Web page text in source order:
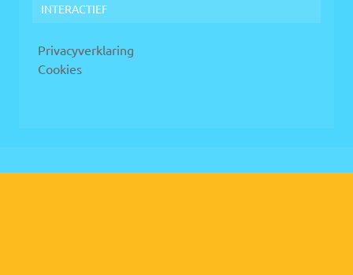
INTERACTIEF
Privacyverklaring
Cookies